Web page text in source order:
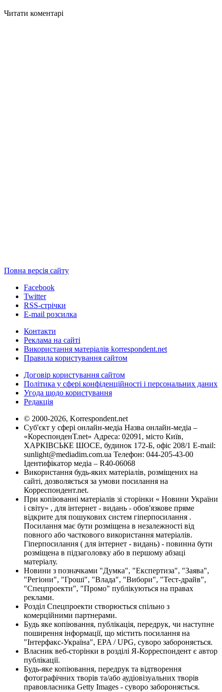
Читати коментарі
Повна версія сайту
Facebook
Twitter
RSS-стрічки
E-mail розсилка
Контакти
Реклама на сайті
Використання матеріалів korrespondent.net
Правила користування сайтом
Договір користування сайтом
Політика у сфері конфіденційності і персональних даних
Угода щодо користування
Редакція
© 2000-2026, Korrespondent.net
Суб'єкт у сфері онлайн-медіа Назва онлайн-медіа –
«КореспонденТ.net» Адреса: 02091, місто Київ,
ХАРКІВСЬКЕ ШОСЕ, будинок 172-Б, офіс 208/1 E-mail:
sunlight@mediadim.com.ua Телефон: 044-205-43-00
Ідентифікатор медіа – R40-06068
Використання будь-яких матеріалів, розміщених на
сайті, дозволяється за умови посилання на
Корреспондент.net.
При копіюванні матеріалів зі сторінки « Новини України
і світу» , для інтернет - видань - обов'язкове пряме
відкрите для пошукових систем гіперпосилання .
Посилання має бути розміщена в незалежності від
повного або часткового використання матеріалів.
Гіперпосилання ( для інтернет - видань) - повинна бути
розміщена в підзаголовку або в першому абзаці
матеріалу.
Новини з позначками "Думка", "Експертиза", "Заява",
"Регіони", "Гроші", "Влада", "Вибори", "Тест-драйв",
"Спецпроекти", "Промо" публікуються на правах
реклами.
Розділ Спецпроекти створюється спільно з
комерційними партнерами.
Будь яке копіювання, публікація, передрук, чи наступне
поширення інформації, що містить посилання на
"Інтерфакс-Україна", EPA / UPG, суворо забороняється.
Власник веб-сторінки в розділі Я-Корреспондент є автор
публікації.
Будь-яке копіювання, передрук та відтворення
фотографічних творів та/або аудіовізуальних творів
правовласника Getty Images - суворо забороняється.